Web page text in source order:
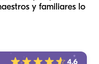
y familiares lo